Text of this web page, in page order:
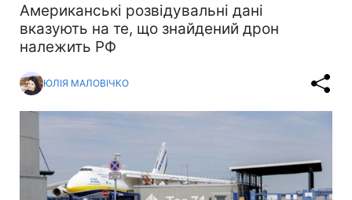
Американські розвідувальні дані
вказують на те, що знайдений дрон
належить РФ
ЮЛІЯ МАЛОВІЧКО